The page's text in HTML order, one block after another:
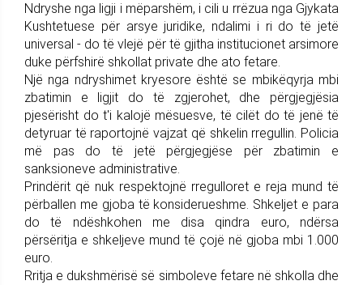
Ndryshe nga ligji i mëparshëm, i cili u rrëzua nga Gjykata
Kushtetuese për arsye juridike, ndalimi i ri do të jetë
universal - do të vlejë për të gjitha institucionet arsimore
duke përfshirë shkollat private dhe ato fetare.
Një nga ndryshimet kryesore është se mbikëqyrja mbi
zbatimin e ligjit do të zgjerohet, dhe përgjegjësia
pjesërisht do t'i kalojë mësuesve, të cilët do të jenë të
detyruar të raportojnë vajzat që shkelin rregullin. Policia
më pas do të jetë përgjegjëse për zbatimin e
sanksioneve administrative.
Prindërit që nuk respektojnë rregulloret e reja mund të
përballen me gjoba të konsiderueshme. Shkeljet e para
do të ndëshkohen me disa qindra euro, ndërsa
përsëritja e shkeljeve mund të çojë në gjoba mbi 1.000
euro.
Rritja e dukshmërisë së simboleve fetare në shkolla dhe